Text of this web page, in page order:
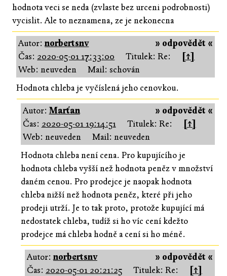
hodnota veci se neda (zvlaste bez urceni podrobnosti)
vycislit. Ale to neznamena, ze je nekonecna
» odpovědět «
Autor:norbertsnv
Čas: 2020-05-01 17:33:00 Titulek: Re:
[↑]
Web: neuveden
Mail: schován
Hodnota chleba je vyčíslená jeho cenovkou.
» odpovědět «
Autor: Marťan
Čas: 2020-05-01 19:14:51 Titulek: Re:
[↑]
Web: neuveden
Mail: neuveden
Hodnota chleba není cena. Pro kupujícího je
hodnota chleba vyšší než hodnota peněz v množství
daném cenou. Pro prodejce je naopak hodnota
chleba nižší než hodnota peněz, které při jeho
prodeji utrží. Je to tak proto, protože kupující má
nedostatek chleba, tudíž si ho víc cení kdežto
prodejce má chleba hodně a cení si ho méně.
» odpovědět «
Autor:norbertsnv
Čas: 2020-05-01 20:21:25 Titulek: Re:
[↑]